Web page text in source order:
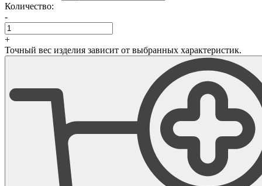
Количество:
-
+
Точный вес изделия зависит от выбранных характеристик.